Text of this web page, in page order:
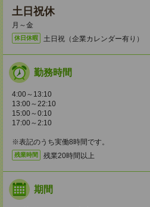
土日祝休
月～金
休日休暇 土日祝（企業カレンダー有り）
勤務時間
4:00～13:10
13:00～22:10
15:00～0:10
17:00～2:10
※表記のうち実働8時間です。
残業時間 残業20時間以上
期間